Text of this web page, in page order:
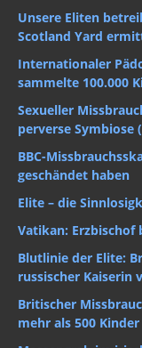
Unsere Eliten
Scotland Yard
Internationaler
sammelte 100.000
Sexueller
perverse Symbiose
BBC-
geschändet haben
Elite – die
Vatikan:
Blutlinie der Elite:
russischer Kaiserin
Britischer
mehr als 500